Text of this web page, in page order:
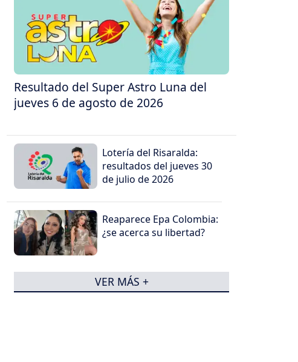
Resultado del Super Astro Luna del
jueves 6 de agosto de 2026
Lotería del Risaralda:
resultados del jueves 30
de julio de 2026
Reaparece Epa Colombia:
¿se acerca su libertad?
VER MÁS +